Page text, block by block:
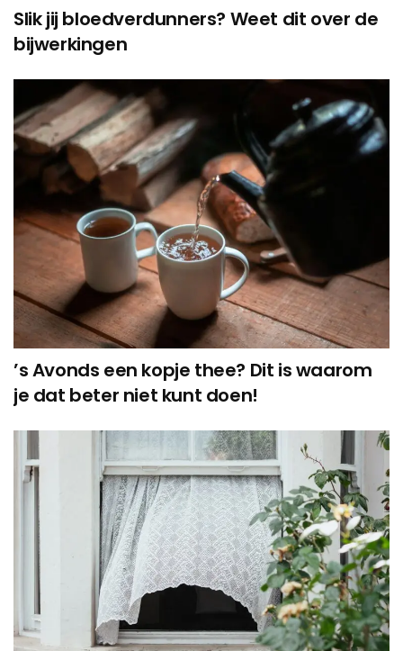
Slik jij bloedverdunners? Weet dit over de
bijwerkingen
’s Avonds een kopje thee? Dit is waarom
je dat beter niet kunt doen!